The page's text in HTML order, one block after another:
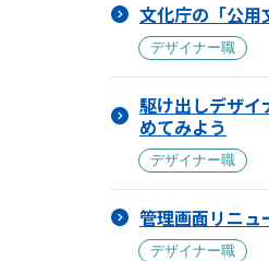
文化庁の「公用
デザイナー職
駆け出しデザイ
めてみよう
デザイナー職
管理画面リニュ
デザイナー職